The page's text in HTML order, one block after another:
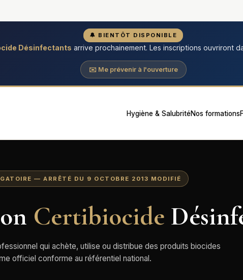
🔔 BIENTÔT DISPONIBLE
Désinfectants arrive prochainement. Les inscriptions ouvriront
✉️ Me prévenir à l'ouverture
Hygiène & SalubritéNos formations
— ARRÊTÉ DU 9 OCTOBRE 2013 MODIFIÉ
Certibiocide
qui achète, utilise ou distribue des produits biocides
officiel conforme au référentiel national.